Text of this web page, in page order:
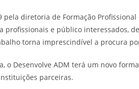
pela diretoria de Formação
profissionais e público interessados,
torna imprescindível a procura
o Desenvolve ADM terá um novo
parceiras.